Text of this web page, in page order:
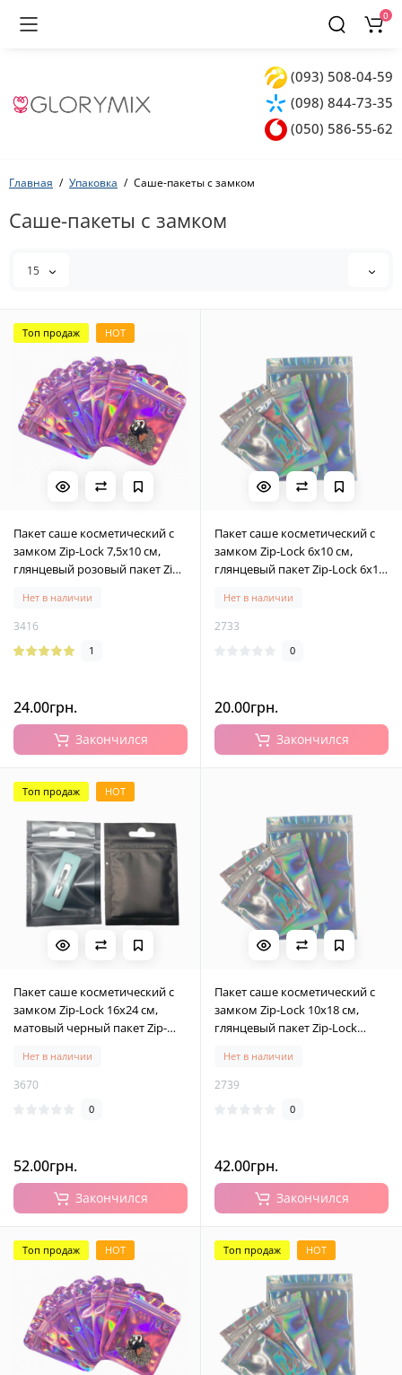
(093) 508-04-59
(098) 844-73-35
(050) 586-55-62
0
Главная Упаковка Саше-пакеты с замком
Саше-пакеты с замком
15
Топ продаж HOT
Пакет саше косметический с
замком Zip-Lock 7,5х10 см,
глянцевый розовый пакет Zip-
Нет в наличии
3416
1
24.00грн.
Закончился
Пакет саше косметический с
замком Zip-Lock 6х10 см,
глянцевый пакет Zip-Lock 6х10
Нет в наличии
2733
0
20.00грн.
Закончился
Топ продаж HOT
Пакет саше косметический с
замком Zip-Lock 16х24 см,
матовый черный пакет Zip-
Нет в наличии
3670
0
52.00грн.
Закончился
Пакет саше косметический с
замком Zip-Lock 10х18 см,
глянцевый пакет Zip-Lock
Нет в наличии
2739
0
42.00грн.
Закончился
Топ продаж HOT Топ продаж HOT